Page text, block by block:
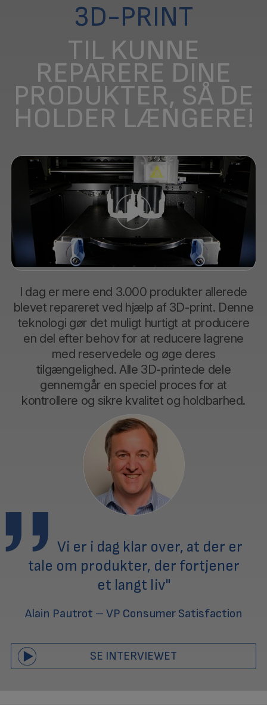
3D-PRINT
TIL KUNNE
REPARERE DINE
PRODUKTER, SÅ DE
HOLDER LÆNGERE!
I dag er mere end 3.000 produkter allerede
blevet repareret ved hjælp af 3D-print. Denne
teknologi gør det muligt hurtigt at producere
en del efter behov for at reducere lagrene
med reservedele og øge deres
tilgængelighed. Alle 3D-printede dele
gennemgår en speciel proces for at
kontrollere og sikre kvalitet og holdbarhed.
Vi er i dag klar over, at der er
tale om produkter, der fortjener
et langt liv"
Alain Pautrot – VP Consumer Satisfaction
SE INTERVIEWET